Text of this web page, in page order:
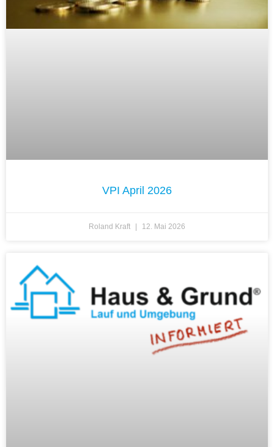
VPI April 2026
Roland Kraft 12. Mai 2026